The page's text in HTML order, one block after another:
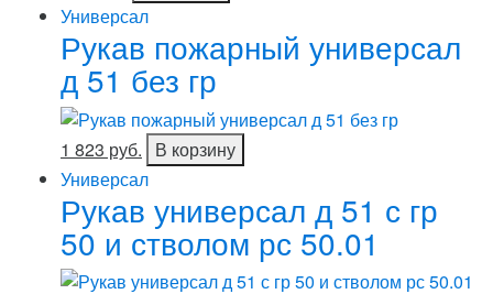
Универсал
Рукав пожарный универсал
д 51 без гр
1 823 руб.
В корзину
Универсал
Рукав универсал д 51 с гр
50 и стволом рс 50.01